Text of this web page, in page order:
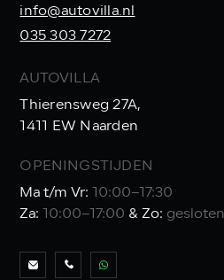
info@autovilla.nl
035 303 7272
AUTOVILLA
Thierensweg 27A,
1411 EW Naarden
OPENINGSTIJDEN
Ma t/m Vr:
10:00–17:30
Za:
10:00–17:00 & Zo: gesloten